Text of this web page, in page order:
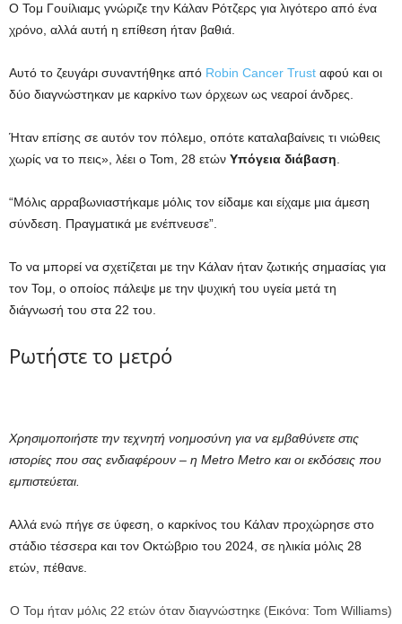
Ο Τομ Γουίλιαμς γνώριζε την Κάλαν Ρότζερς για λιγότερο από ένα
χρόνο, αλλά αυτή η επίθεση ήταν βαθιά.
Αυτό το ζευγάρι συναντήθηκε από Robin Cancer Trust αφού και οι
δύο διαγνώστηκαν με καρκίνο των όρχεων ως νεαροί άνδρες.
Ήταν επίσης σε αυτόν τον πόλεμο, οπότε καταλαβαίνεις τι νιώθεις
χωρίς να το πεις», λέει ο Tom, 28 ετών Υπόγεια διάβαση
“Μόλις αρραβωνιαστήκαμε μόλις τον είδαμε και είχαμε μια άμεση
σύνδεση. Πραγματικά με ενέπνευσε”.
Το να μπορεί να σχετίζεται με την Κάλαν ήταν ζωτικής σημασίας για
τον Τομ, ο οποίος πάλεψε με την ψυχική του υγεία μετά τη
διάγνωσή του στα 22 του.
Ρωτήστε το μετρό
Χρησιμοποιήστε την τεχνητή νοημοσύνη για να εμβαθύνετε στις
ιστορίες που σας ενδιαφέρουν – η Metro Metro και οι εκδόσεις που
εμπιστεύεται.
Αλλά ενώ πήγε σε ύφεση, ο καρκίνος του Κάλαν προχώρησε στο
στάδιο τέσσερα και τον Οκτώβριο του 2024, σε ηλικία μόλις 28
ετών, πέθανε.
Ο Τομ ήταν μόλις 22 ετών όταν διαγνώστηκε (Εικόνα: Tom Williams)